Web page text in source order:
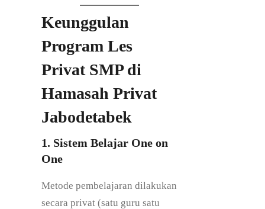
Keunggulan
Program Les
Privat SMP di
Hamasah Privat
Jabodetabek
1. Sistem Belajar One on
One
Metode pembelajaran dilakukan
secara privat (satu guru satu